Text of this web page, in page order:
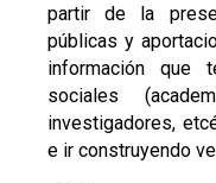
partir de la
públicas y
información que
sociales
investigadores,
e ir construyendo